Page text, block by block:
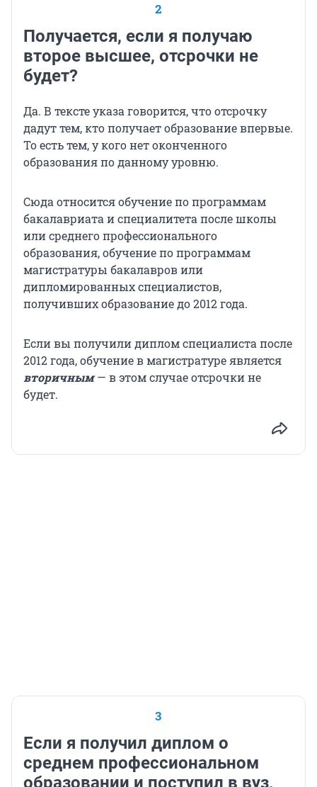
2
Получается, если я получаю
второе высшее, отсрочки не
будет?
Да. В тексте указа говорится, что отсрочку
дадут тем, кто получает образование впервые.
То есть тем, у кого нет оконченного
образования по данному уровню.
Сюда относится обучение по программам
бакалавриата и специалитета после школы
или среднего профессионального
образования, обучение по программам
магистратуры бакалавров или
дипломированных специалистов,
получивших образование до 2012 года.
Если вы получили диплом специалиста после
2012 года, обучение в магистратуре является
вторичным— в этом случае отсрочки не
будет.
3
Если я получил диплом о
среднем профессиональном
образовании и поступил в вуз,